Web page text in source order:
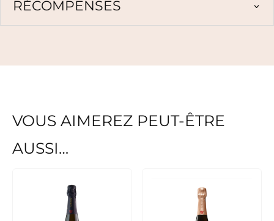
RÉCOMPENSES
VOUS AIMEREZ PEUT-ÊTRE
AUSSI…